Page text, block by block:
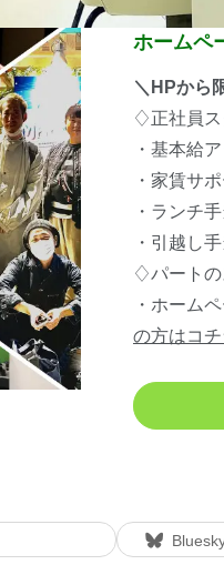
ホームペ
＼HPから
♢正社員ス
・基本給
・家賃サ
・ランチ
・引越し
♢パートの
・ホーム
の方はコ